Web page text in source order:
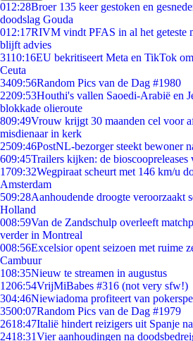
012:28Broer 135 keer gestoken en
doodslag Gouda
012:17RIVM vindt PFAS in al het geteste
blijft advies
3110:16EU bekritiseert Meta en TikTok
Ceuta
3409:56Random Pics van de Dag #1980
2209:53Houthi's vallen Saoedi-Arabië en
blokkade olieroute
809:49Vrouw krijgt 30 maanden cel voor
misdienaar in kerk
2509:46PostNL-bezorger steekt bewoner
609:45Trailers kijken: de bioscoopreleases
1709:32Wegpiraat scheurt met 146 km/u
Amsterdam
509:28Aanhoudende droogte veroorzaakt
Holland
008:59Van de Zandschulp overleeft
verder in Montreal
008:56Excelsior opent seizoen met ruime
Cambuur
108:35Nieuw te streamen in augustus
1206:54VrijMiBabes #316 (not very sfw!)
304:46Niewiadoma profiteert van
3500:07Random Pics van de Dag #1979
2618:47Italië hindert reizigers uit Spanje
2418:31Vier aanhoudingen na